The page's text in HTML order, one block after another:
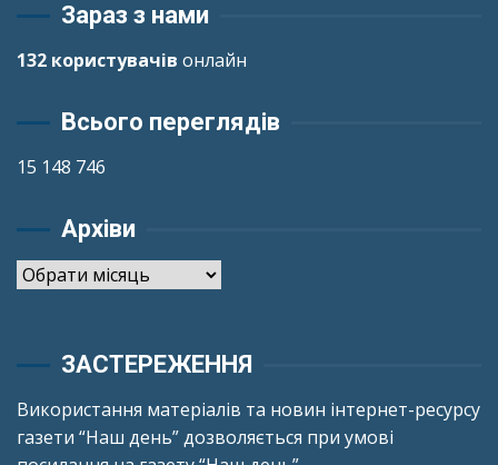
Зараз з нами
132 користувачів онлайн
Всього переглядів
15 148 746
Архіви
Архіви
ЗАСТЕРЕЖЕННЯ
Використання матеріалів та новин інтернет-ресурсу
газети “Наш день” дозволяється при умові